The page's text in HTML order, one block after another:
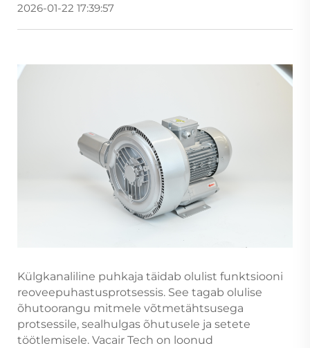
2026-01-22 17:39:57
Külgkanaliline puhkaja täidab olulist funktsiooni
reoveepuhastusprotsessis. See tagab olulise
õhutoorangu mitmele võtmetähtsusega
protsessile, sealhulgas õhutusele ja setete
töötlemisele. Vacair Tech on loonud